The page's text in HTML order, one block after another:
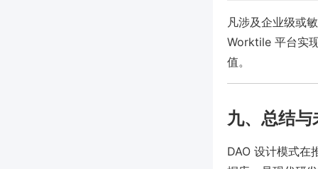
凡涉及企业级或
Worktile 平台实
值。
九、总结
DAO 设计模式在